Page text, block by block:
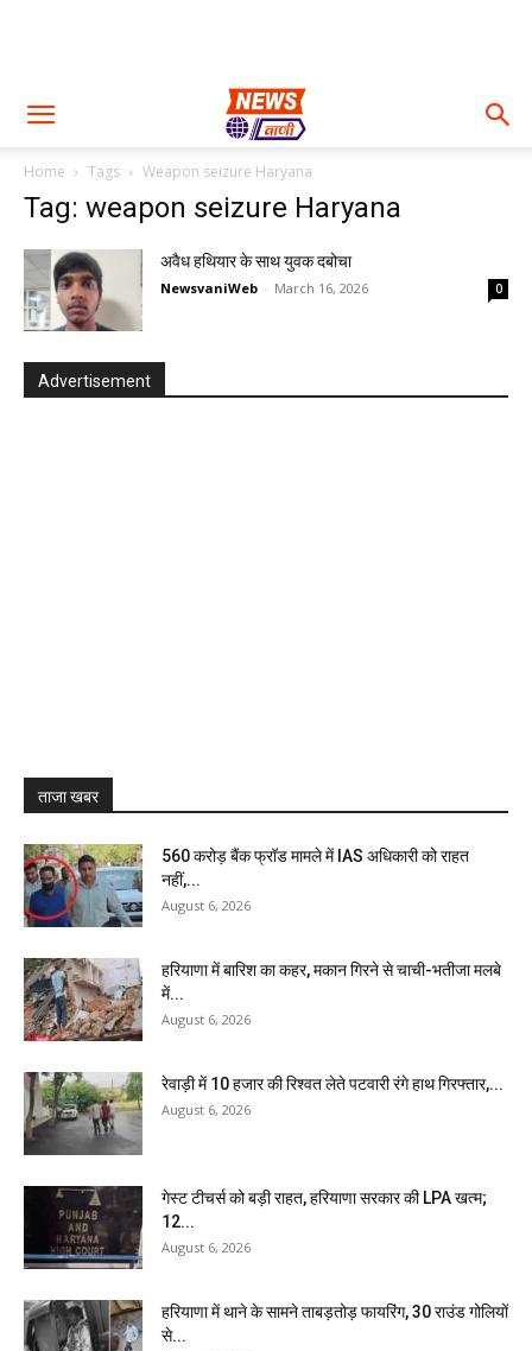
Home Tags Weapon seizure Haryana
Tag: weapon seizure Haryana
अवैध हथियार के साथ युवक दबोचा
NewsvaniWeb - March 16, 2026 0
Advertisement
ताजा खबर
₹560 करोड़ बैंक फ्रॉड मामले में IAS अधिकारी को राहत
नहीं,...
August 6, 2026
हरियाणा में बारिश का कहर, मकान गिरने से चाची-भतीजा मलबे
में...
August 6, 2026
रेवाड़ी में 10 हजार की रिश्वत लेते पटवारी रंगे हाथ गिरफ्तार,...
August 6, 2026
गेस्ट टीचर्स को बड़ी राहत, हरियाणा सरकार की LPA खत्म;
12...
August 6, 2026
हरियाणा में थाने के सामने ताबड़तोड़ फायरिंग, 30 राउंड गोलियों
से...